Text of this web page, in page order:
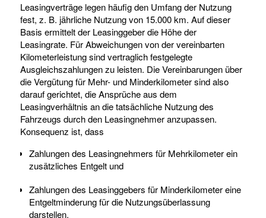
Leasingverträge legen häufig den Umfang der Nutzung
fest, z. B. jährliche Nutzung von 15.000 km. Auf dieser
Basis ermittelt der Leasinggeber die Höhe der
Leasingrate. Für Abweichungen von der vereinbarten
Kilometerleistung sind vertraglich festgelegte
Ausgleichszahlungen zu leisten. Die Vereinbarungen über
die Vergütung für Mehr- und Minderkilometer sind also
darauf gerichtet, die Ansprüche aus dem
Leasingverhältnis an die tatsächliche Nutzung des
Fahrzeugs durch den Leasingnehmer anzupassen.
Konsequenz ist, dass
Zahlungen des Leasingnehmers für Mehrkilometer ein
zusätzliches Entgelt und
Zahlungen des Leasinggebers für Minderkilometer eine
Entgeltminderung für die Nutzungsüberlassung
darstellen.